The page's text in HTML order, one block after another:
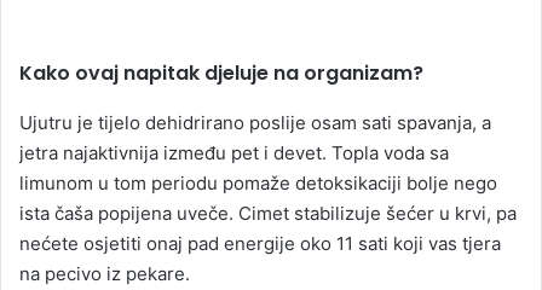
Kako ovaj napitak djeluje na organizam?
Ujutru je tijelo dehidrirano poslije osam sati spavanja, a
jetra najaktivnija između pet i devet. Topla voda sa
limunom u tom periodu pomaže detoksikaciji bolje nego
ista čaša popijena uveče. Cimet stabilizuje šećer u krvi, pa
nećete osjetiti onaj pad energije oko 11 sati koji vas tjera
na pecivo iz pekare.